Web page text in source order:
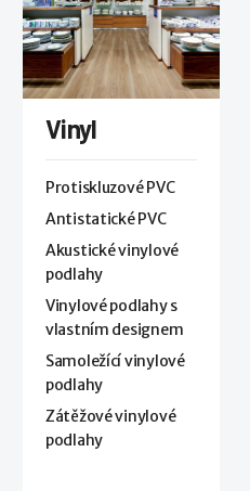
Vinyl
Protiskluzové PVC
Antistatické PVC
Akustické vinylové
podlahy
Vinylové podlahy s
vlastním designem
Samoležící vinylové
podlahy
Zátěžové vinylové
podlahy